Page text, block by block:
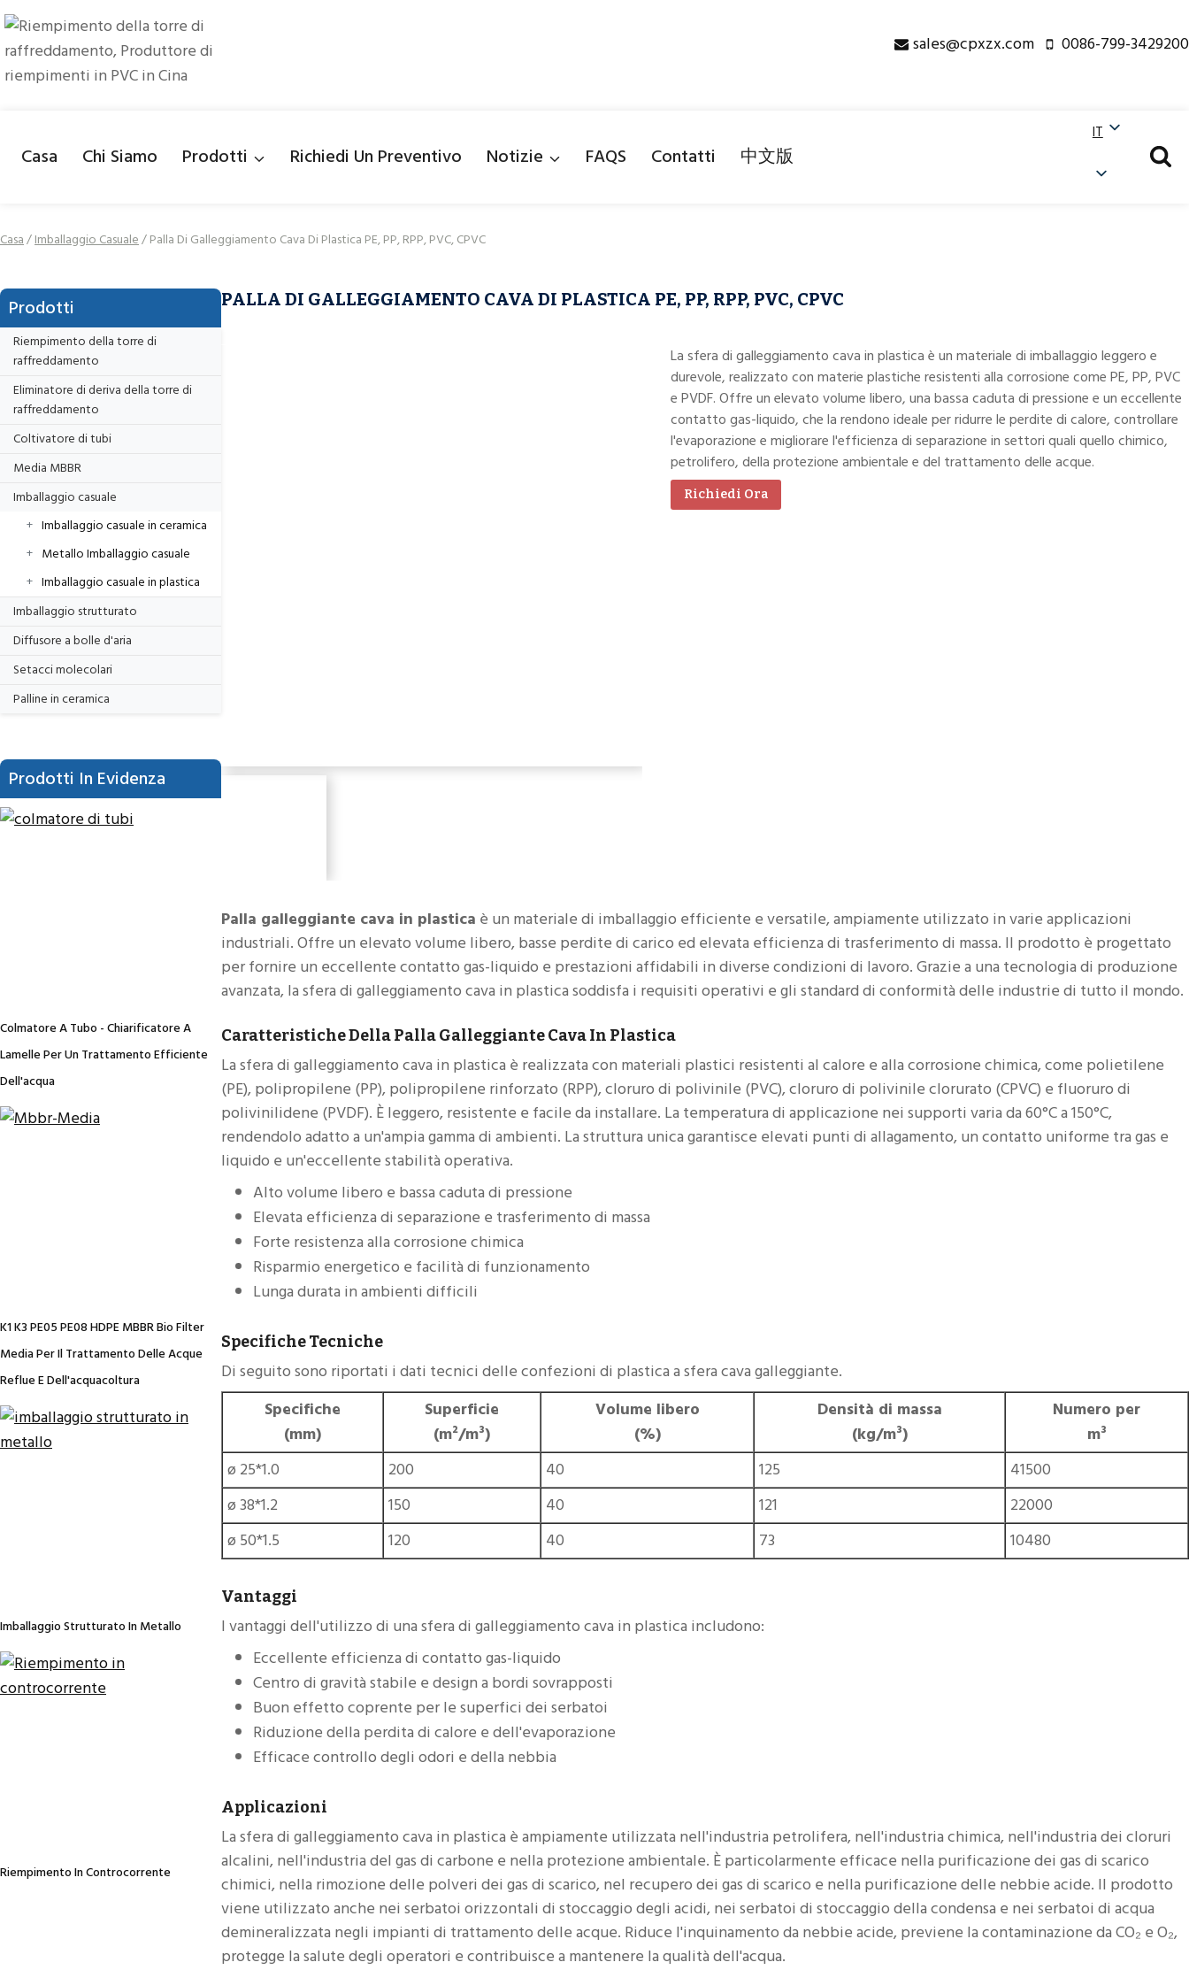
Salta
al
contenuto
sales@cpxzx.com 0086-799-3429200
Casa Chi Siamo Prodotti Richiedi Un Preventivo Notizie FAQS Contatti 中文版
IT
Casa/Imballaggio Casuale/Palla Di Galleggiamento Cava Di Plastica PE, PP, RPP, PVC, CPVC
Prodotti
Riempimento della torre di
raffreddamento
Eliminatore di deriva della torre di
raffreddamento
Coltivatore di tubi
Media MBBR
Imballaggio casuale
Imballaggio casuale in ceramica
Metallo Imballaggio casuale
Imballaggio casuale in plastica
Imballaggio strutturato
Diffusore a bolle d'aria
Setacci molecolari
Palline in ceramica
Prodotti In Evidenza
Colmatore A Tubo - Chiarificatore A
Lamelle Per Un Trattamento Efficiente
Dell'acqua
K1 K3 PE05 PE08 HDPE MBBR Bio Filter
Media Per Il Trattamento Delle Acque
Reflue E Dell'acquacoltura
Imballaggio Strutturato In Metallo
Riempimento In Controcorrente
PALLA DI GALLEGGIAMENTO CAVA DI PLASTICA PE, PP, RPP, PVC, CPVC
La sfera di galleggiamento cava in plastica è un materiale di imballaggio leggero e
durevole, realizzato con materie plastiche resistenti alla corrosione come PE, PP, PVC
e PVDF. Offre un elevato volume libero, una bassa caduta di pressione e un eccellente
contatto gas-liquido, che la rendono ideale per ridurre le perdite di calore, controllare
l'evaporazione e migliorare l'efficienza di separazione in settori quali quello chimico,
petrolifero, della protezione ambientale e del trattamento delle acque.
Richiedi Ora
Palla galleggiante cava in plastica è un materiale di imballaggio efficiente e versatile, ampiamente utilizzato in varie applicazioni
industriali. Offre un elevato volume libero, basse perdite di carico ed elevata efficienza di trasferimento di massa. Il prodotto è progettato
per fornire un eccellente contatto gas-liquido e prestazioni affidabili in diverse condizioni di lavoro. Grazie a una tecnologia di produzione
avanzata, la sfera di galleggiamento cava in plastica soddisfa i requisiti operativi e gli standard di conformità delle industrie di tutto il mondo.
Caratteristiche Della Palla Galleggiante Cava In Plastica
La sfera di galleggiamento cava in plastica è realizzata con materiali plastici resistenti al calore e alla corrosione chimica, come polietilene
(PE), polipropilene (PP), polipropilene rinforzato (RPP), cloruro di polivinile (PVC), cloruro di polivinile clorurato (CPVC) e fluoruro di
polivinilidene (PVDF). È leggero, resistente e facile da installare. La temperatura di applicazione nei supporti varia da 60°C a 150°C,
rendendolo adatto a un'ampia gamma di ambienti. La struttura unica garantisce elevati punti di allagamento, un contatto uniforme tra gas e
liquido e un'eccellente stabilità operativa.
Alto volume libero e bassa caduta di pressione
Elevata efficienza di separazione e trasferimento di massa
Forte resistenza alla corrosione chimica
Risparmio energetico e facilità di funzionamento
Lunga durata in ambienti difficili
Specifiche Tecniche
Di seguito sono riportati i dati tecnici delle confezioni di plastica a sfera cava galleggiante.
Specifiche
(mm)
Superficie
(m²/m³)
Volume libero
(%)
Densità di massa
(kg/m³)
Numero per
m³
ø 25*1.0
200 40 125
41500
ø 38*1.2
150 40 121
22000
ø 50*1.5
120 40 73 10480
Vantaggi
I vantaggi dell'utilizzo di una sfera di galleggiamento cava in plastica includono:
Eccellente efficienza di contatto gas-liquido
Centro di gravità stabile e design a bordi sovrapposti
Buon effetto coprente per le superfici dei serbatoi
Riduzione della perdita di calore e dell'evaporazione
Efficace controllo degli odori e della nebbia
Applicazioni
La sfera di galleggiamento cava in plastica è ampiamente utilizzata nell'industria petrolifera, nell'industria chimica, nell'industria dei cloruri
alcalini, nell'industria del gas di carbone e nella protezione ambientale. È particolarmente efficace nella purificazione dei gas di scarico
chimici, nella rimozione delle polveri dei gas di scarico, nel recupero dei gas di scarico e nella purificazione delle nebbie acide. Il prodotto
viene utilizzato anche nei serbatoi orizzontali di stoccaggio degli acidi, nei serbatoi di stoccaggio della condensa e nei serbatoi di acqua
demineralizzata negli impianti di trattamento delle acque. Riduce l'inquinamento da nebbie acide, previene la contaminazione da CO₂ e O₂,
protegge la salute degli operatori e contribuisce a mantenere la qualità dell'acqua.